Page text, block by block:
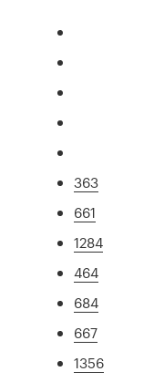
363
661
1284
464
684
667
1356